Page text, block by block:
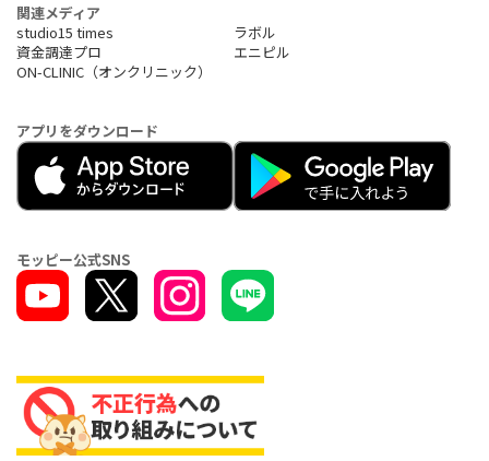
関連メディア
studio15 times
ラボル
資金調達プロ
エニピル
ON-CLINIC（オンクリニック）
アプリをダウンロード
モッピー公式SNS